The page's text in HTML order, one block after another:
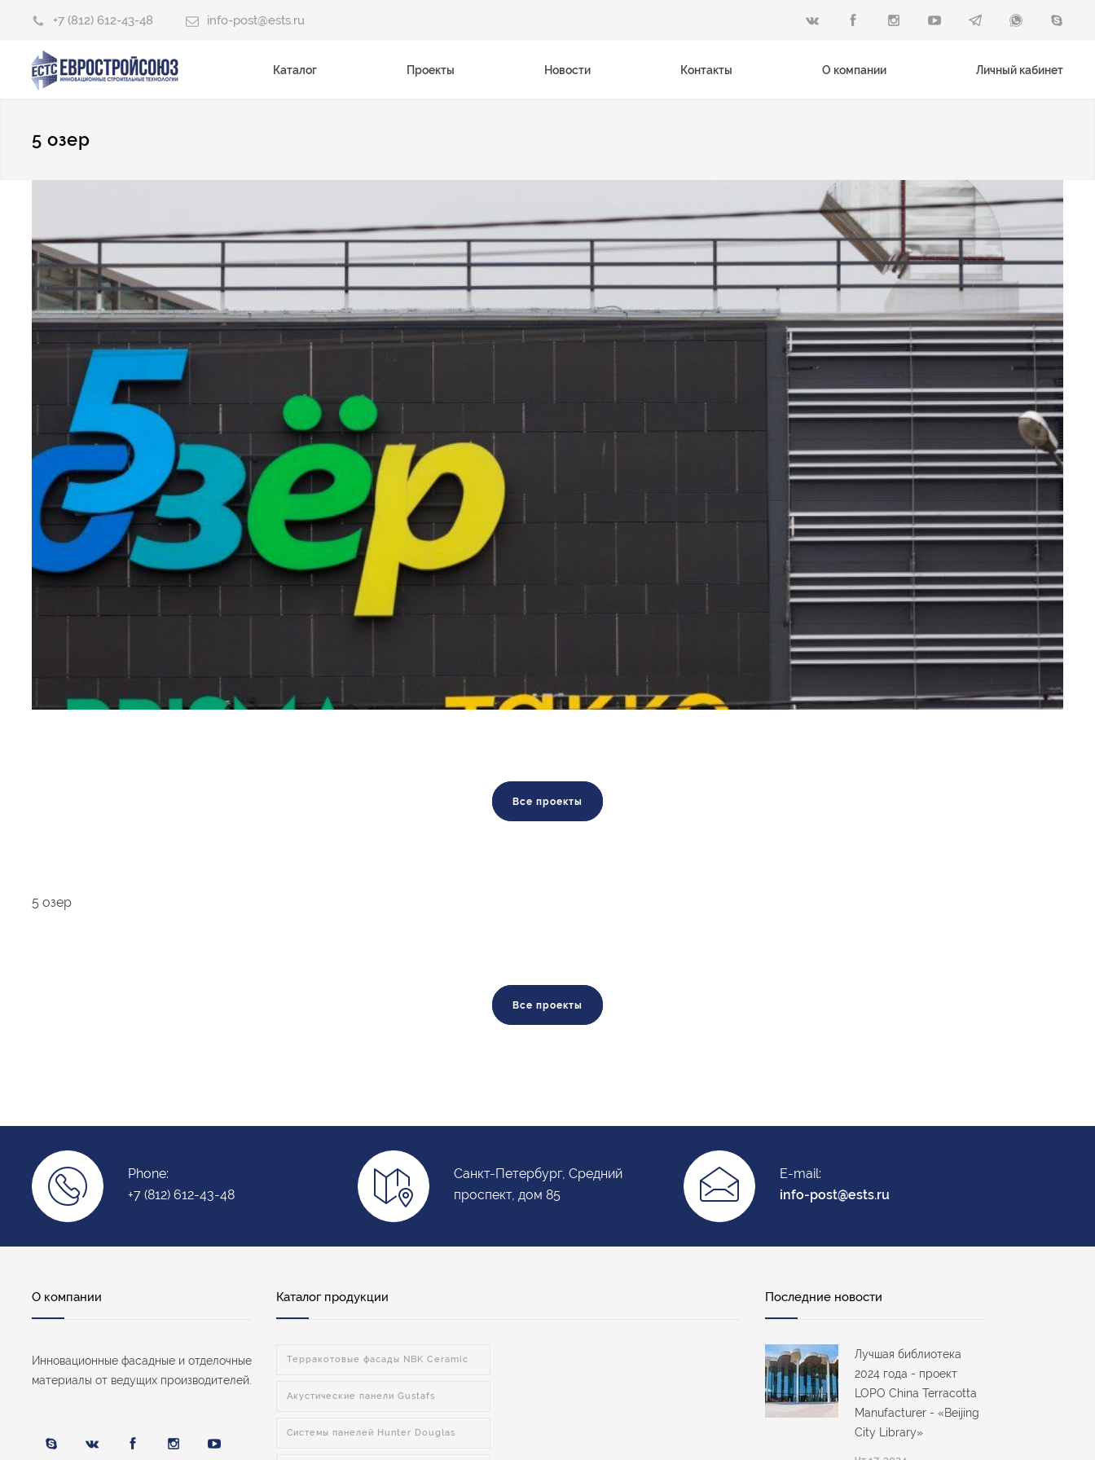
+7 (812) 612-43-48 info-post@ests.ru
Каталог Проекты Новости Контакты О компании Личный кабинет
5 озер
Все проекты
5 озер
Все проекты
Phone:
+7 (812) 612-43-48
Санкт-Петербург, Средний
проспект, дом 85
E-mail:
info-post@ests.ru
О компании
Инновационные фасадные и отделочные
материалы от ведущих производителей.
Каталог продукции
Терракотовые фасады NBK Ceramic
Акустические панели Gustafs
Системы панелей Hunter Douglas
Последние новости
Лучшая библиотека
2024 года - проект
LOPO China Terracotta
Manufacturer - «Beijing
City Library»